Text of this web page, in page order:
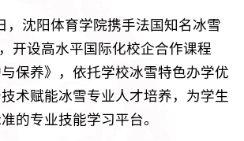
，沈阳体育学院携手法国知名冰雪
开设高水平国际化校企合作课程
与保养》，依托学校冰雪特色办学优
术赋能冰雪专业人才培养，为学生
的专业技能学习平台。